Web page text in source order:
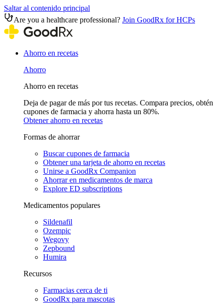
Saltar al contenido principal
Are you a healthcare professional? Join GoodRx for HCPs
Ahorro en recetas
Ahorro
Ahorro en recetas
Deja de pagar de más por tus recetas. Compara precios, obtén
cupones de farmacia y ahorra hasta un 80%.
Obtener ahorro en recetas
Formas de ahorrar
Buscar cupones de farmacia
Obtener una tarjeta de ahorro en recetas
Unirse a GoodRx Companion
Ahorrar en medicamentos de marca
Explore ED subscriptions
Medicamentos populares
Sildenafil
Ozempic
Wegovy
Zepbound
Humira
Recursos
Farmacias cerca de ti
GoodRx para mascotas